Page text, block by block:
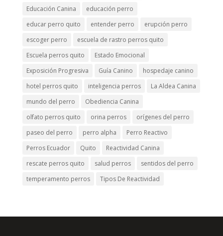
Educación Canina
educación perro
educar perro quito
entender perro
erupción perro
escoger perro
escuela de rastro perros quito
Escuela perros quito
Estado Emocional
Exposición Progresiva
Guía Canino
hospedaje canino
hotel perros quito
inteligencia perros
La Aldea Canina
mundo del perro
Obediencia Canina
olfato perros quito
orina perros
orígenes del perro
paseo del perro
perro alpha
Perro Reactivo
Perros Ecuador
Quito
Reactividad Canina
rescate perros quito
salud perros
sentidos del perro
temperamento perros
Tipos De Reactividad